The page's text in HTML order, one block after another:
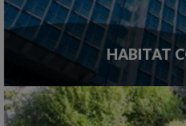
HABITAT